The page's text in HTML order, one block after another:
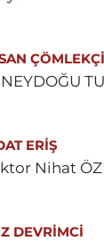
ÇÖMLEKÇİ
ERİŞ
DEVRIMCI